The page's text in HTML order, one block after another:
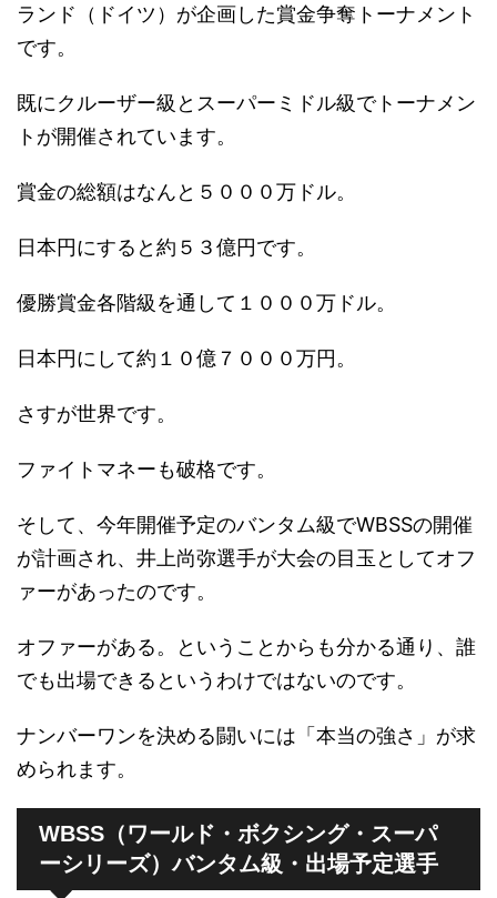
ランド（ドイツ）が企画した賞金争奪トーナメント
です。
既にクルーザー級とスーパーミドル級でトーナメン
トが開催されています。
賞金の総額はなんと５０００万ドル。
日本円にすると約５３億円です。
優勝賞金各階級を通して１０００万ドル。
日本円にして約１０億７０００万円。
さすが世界です。
ファイトマネーも破格です。
そして、今年開催予定のバンタム級でWBSSの開催
が計画され、井上尚弥選手が大会の目玉としてオフ
ァーがあったのです。
オファーがある。ということからも分かる通り、誰
でも出場できるというわけではないのです。
ナンバーワンを決める闘いには「本当の強さ」が求
められます。
WBSS（ワールド・ボクシング・スーパ
ーシリーズ）バンタム級・出場予定選手